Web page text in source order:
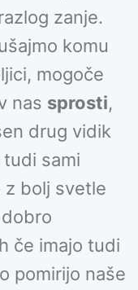
zanje.
komu
mogoče
nas sprosti,
drug vidik
tudi sami
z bolj svetle
če imajo tudi
pomirijo naše